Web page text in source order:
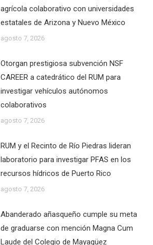
agrícola colaborativo con universidades
estatales de Arizona y Nuevo México
agosto 7, 2026
Otorgan prestigiosa subvención NSF
CAREER a catedrático del RUM para
investigar vehículos autónomos
colaborativos
agosto 7, 2026
RUM y el Recinto de Río Piedras lideran
laboratorio para investigar PFAS en los
recursos hídricos de Puerto Rico
agosto 7, 2026
Abanderado añasqueño cumple su meta
de graduarse con mención Magna Cum
Laude del Colegio de Mayagüez